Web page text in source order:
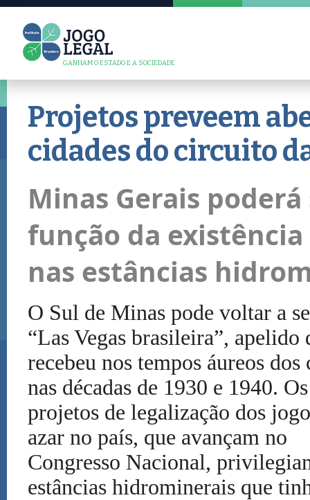
GANHAM O ESTADO E A SOCIEDADE
Projetos preveem
cidades do circuito
Minas Gerais
função da existência
nas estâncias
O Sul de Minas pode voltar a
“Las Vegas brasileira”, apelido
recebeu nos tempos áureos dos
nas décadas de 1930 e 1940. Os
projetos de legalização dos
azar no país, que avançam no
Congresso Nacional,
estâncias hidrominerais que